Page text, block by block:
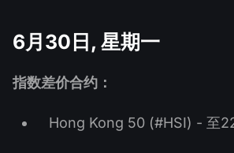
6月30日, 星期一
指数差价合约：
Hong Kong 50 (#HSI) - 至